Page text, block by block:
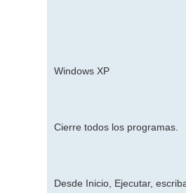
Windows XP
Cierre todos los programas.
Desde Inicio, Ejecutar,